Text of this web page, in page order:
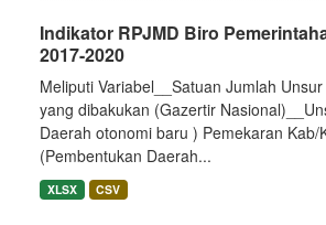
Indikator RPJMD Biro
2017-2020
Meliputi Variabel__Satuan Jumlah
yang dibakukan (Gazertir
Daerah otonomi baru ) Pemekaran Kab/
(Pembentukan Daerah...
XLSX CSV